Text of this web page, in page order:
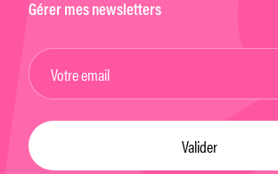
Gérer mes newsletters